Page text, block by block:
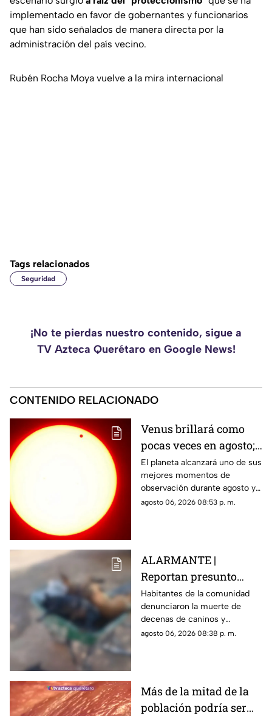
implementado en favor de gobernantes y funcionarios
que han sido señalados de manera directa por la
administración del país vecino.
Rubén Rocha Moya vuelve a la mira internacional
Tags relacionados
Seguridad
¡No te pierdas nuestro contenido, sigue a
TV Azteca Querétaro en Google News!
CONTENIDO RELACIONADO
Venus brillará como
pocas veces en agosto;
a esta hora podrás
verlo durante este mes
El planeta alcanzará uno de sus
mejores momentos de
observación durante agosto y
podrá distinguirse sin
agosto 06, 2026 08:53 p. m.
ALARMANTE |
Reportan presunto
env3nen4miento de al
menos 23 perros en
esta zona de Querétaro:
IMAGENES SENSIBLES
Habitantes de la comunidad
denunciaron la muerte de
decenas de caninos y
solicitaron que se esclarezcan
agosto 06, 2026 08:38 p. m.
Más de la mitad de la
población podría ser